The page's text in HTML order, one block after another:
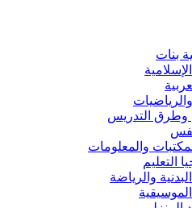
بنات
وطرق التدريس
والمعلومات
التعليم
والرياضة